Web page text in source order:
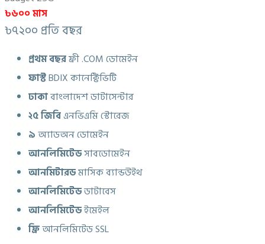
৳৬০০ মাস
৳৭২০০ প্রতি বছর
প্রথম বছরফ্রী .COM ডোমেইন
ফাস্টBDIX কানেক্টিভিটি
ঢাকাবাংলাদেশ ডাটাসেন্টার
২৫ জিবিএনভিএমি স্টোরেজ
৯অ্যাডঅন ডোমেইন
আনলিমিটেডসাবডোমেইন
আনমিটারডমাসিক ব্যান্ডউইথ
আনলিমিটেডডাটাবেস
আনলিমিটেডইমেইল
ফ্রিআনলিমিটেড SSL